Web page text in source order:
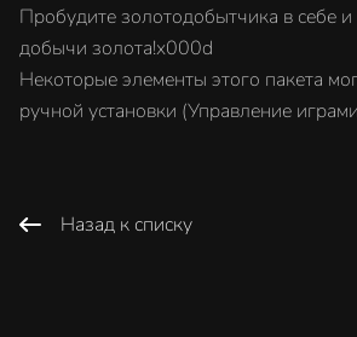
Пробудите золотодобытчика в себе
добычи золота!x000d
Некоторые элементы этого пакета
ручной установки (Управление
Назад к списку